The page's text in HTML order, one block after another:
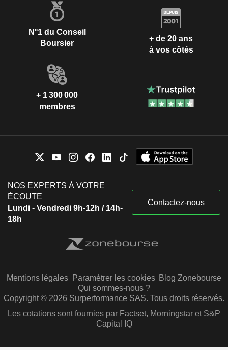
N°1 du Conseil
Boursier
+ de 20 ans
à vos côtés
+ 1 300 000
membres
NOS EXPERTS À VOTRE
ÉCOUTE
Lundi - Vendredi 9h-12h / 14h-
18h
Contactez-nous
Mentions légales Paramétrer les cookies Blog Zonebourse
Qui sommes-nous ?
Copyright © 2026 Surperformance SAS. Tous droits réservés.
Les cotations sont fournies par Factset, Morningstar et S&P
Capital IQ